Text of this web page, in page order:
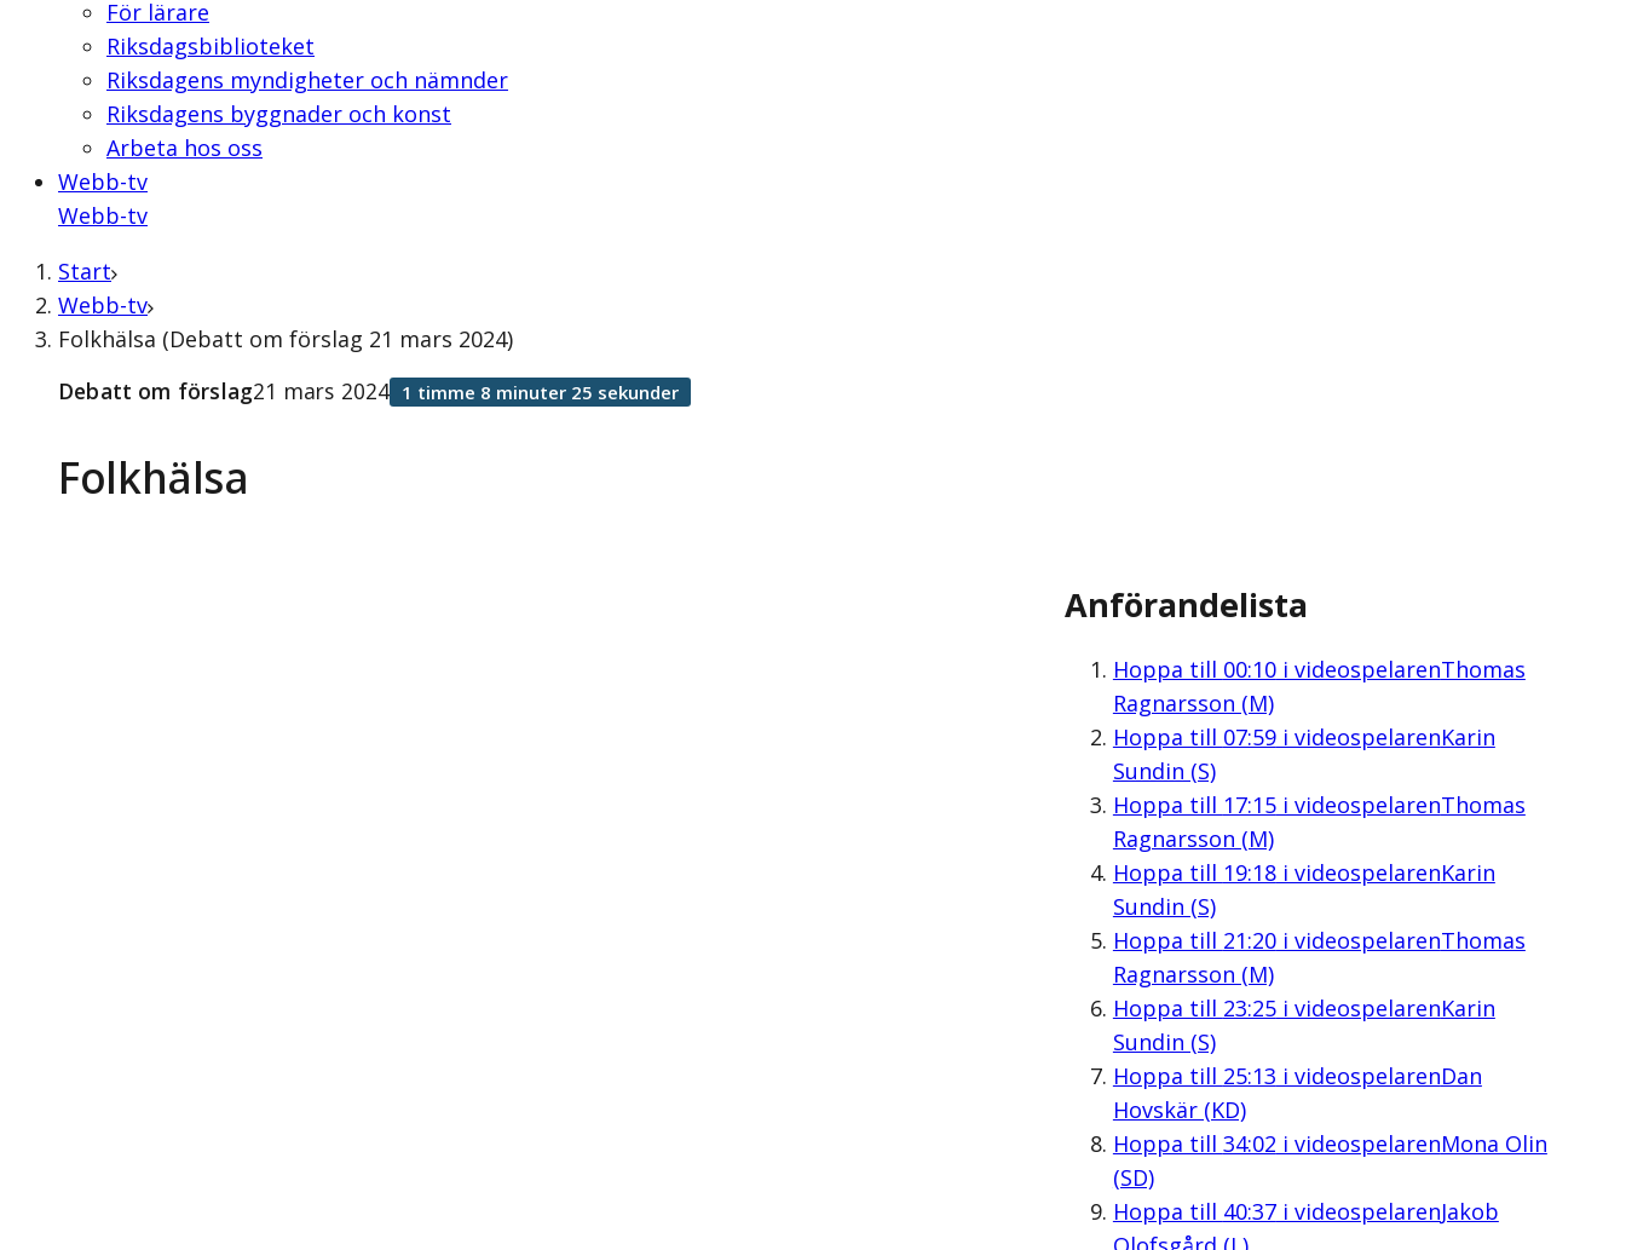
För lärare
Riksdagsbiblioteket
Riksdagens myndigheter och nämnder
Riksdagens byggnader och konst
Arbeta hos oss
Webb-tv
Webb-tv
Start
Webb-tv
Folkhälsa (Debatt om förslag 21 mars 2024)
Folkhälsa
Debatt om förslag21 mars 2024 1 timme 8 minuter 25 sekunder
Anförandelista
Hoppa till 00:10i videospelarenThomas
Ragnarsson (M)
Hoppa till 07:59i videospelarenKarin
Sundin (S)
Hoppa till 17:15i videospelarenThomas
Ragnarsson (M)
Hoppa till 19:18i videospelarenKarin
Sundin (S)
Hoppa till 21:20i videospelarenThomas
Ragnarsson (M)
Hoppa till 23:25i videospelarenKarin
Sundin (S)
Hoppa till 25:13 i videospelarenDan
Hovskär (KD)
Hoppa till 34:02 i videospelarenMona Olin
(SD)
Hoppa till 40:37i videospelarenJakob